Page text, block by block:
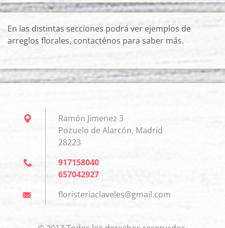
En las distintas secciones podrá ver ejemplos de
arreglos florales, contacténos para saber más.
Ramón Jimenez 3
Pozuelo de Alarcón, Madrid
28223
917158040
657042927
floristeriaclaveles@gmail.com